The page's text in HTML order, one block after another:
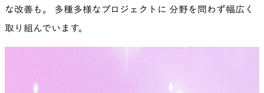
な改善も。 多種多様なプロジェクトに 分野を問わず幅広く
取り組んでいます。
こどもの“好き”が広がる体験アプリ | キノリー